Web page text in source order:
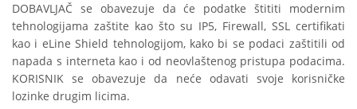
DOBAVLJAČ se obavezuje da će podatke štititi modernim
tehnologijama zaštite kao što su IP5, Firewall, SSL certifikati
kao i eLine Shield tehnologijom, kako bi se podaci zaštitili od
napada s interneta kao i od neovlaštenog pristupa podacima.
KORISNIK se obavezuje da neće odavati svoje korisničke
lozinke drugim licima.